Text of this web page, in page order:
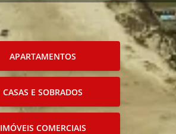
APARTAMENTOS
CASAS E SOBRADOS
IMÓVEIS COMERCIAIS